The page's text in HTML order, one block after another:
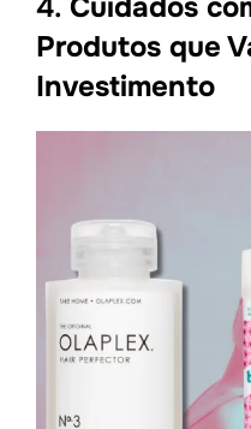
4. Cuidados
Produtos que
Investimento